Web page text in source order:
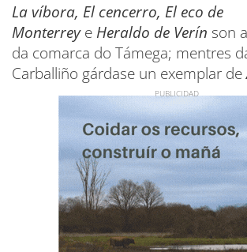
La víbora, El cencerro, El eco de
Monterrey e Heraldo de Verín son
da comarca do Támega; mentres
Carballiño gárdase un exemplar de